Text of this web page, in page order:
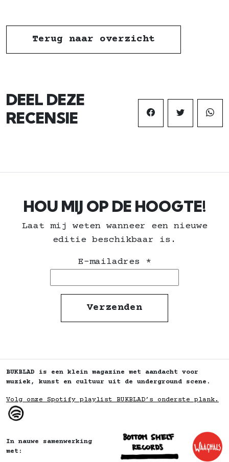
Terug naar overzicht
DEEL DEZE
RECENSIE
HOU MIJ OP DE HOOGTE!
Laat mij weten wanneer een nieuwe
editie beschikbaar is.
E-mailadres *
BUKBLAD is een klein magazine met aandacht voor
muziek, kunst en cultuur uit de underground scene.
Volg onze Spotify playlist BUKBLAD’s onderste plank.
In nauwe samenwerking
met: